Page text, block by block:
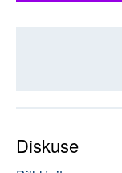
Diskuse